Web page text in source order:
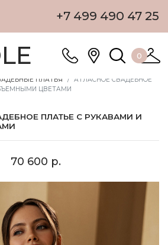
+7 499 490 47 25
0
ПЛАТЬЯ
АТЛАСНОЕ СВАДЕБНОЕ
ЦВЕТАМИ
ПЛАТЬЕ С РУКАВАМИ И
70 600 р.